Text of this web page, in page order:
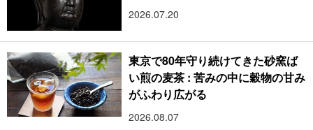
2026.07.20
東京で80年守り続けてきた砂窯ば
い煎の麦茶 : 苦みの中に穀物の甘み
がふわり広がる
2026.08.07